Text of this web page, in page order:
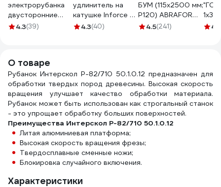
электрорубанка
двусторонние
TRIO-DIAMOND
4.3(39)
удлинитель на
катушке Inforce 4
гнезда, с/з КГт
4.3(40)
БУМ (115x2500 мм;
P120) ABRAFORM
afr115-2500-120
4.5(241)
ПВС4.8
О товаре
Рубанок Интерскол Р-82/710 50.1.0.12 предназначен для
обработки твердых пород древесины. Высокая скорость
вращения улучшает качество обработки материала.
Рубанок может быть использован как строгальный станок
- это упрощает обработку больших поверхностей.
Преимущества Интерскол Р-82/710 50.1.0.12
Литая алюминиевая платформа;
Высокая скорость вращения фрезы;
Твердосплавные сменные ножи;
Блокировка случайного включения.
Характеристики